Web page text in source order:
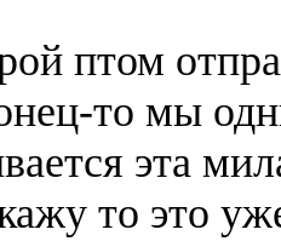
птом
то мы
эта
то это